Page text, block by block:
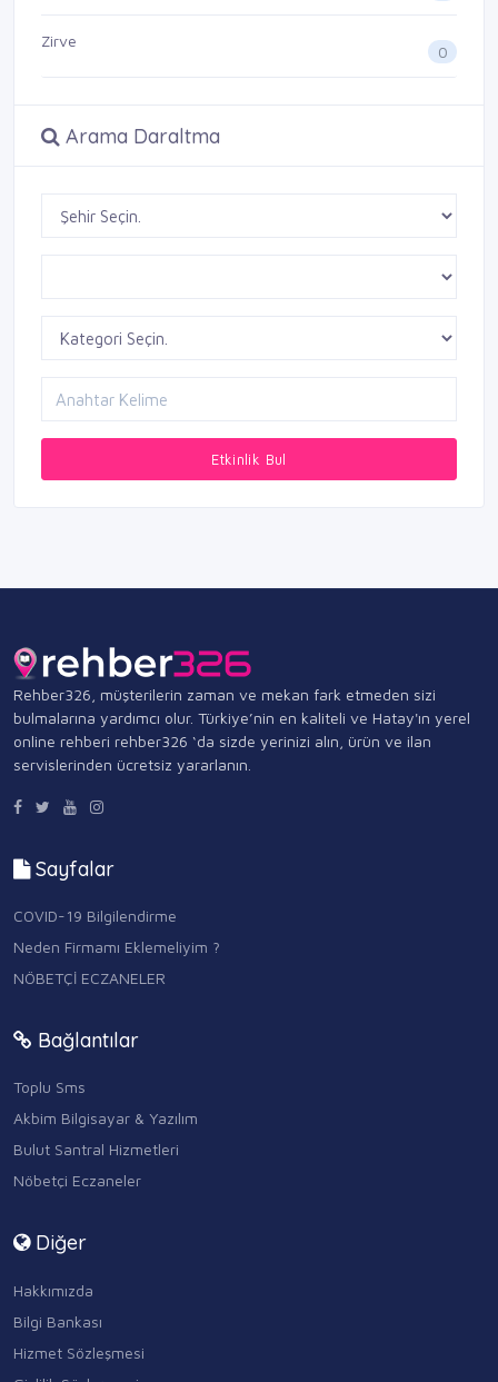
Zirve
0
Arama Daraltma
Etkinlik Bul
Rehber326, müşterilerin zaman ve mekan fark etmeden sizi
bulmalarına yardımcı olur. Türkiye’nin en kaliteli ve Hatay'ın yerel
online rehberi rehber326 ‘da sizde yerinizi alın, ürün ve ilan
servislerinden ücretsiz yararlanın.
Sayfalar
COVID-19 Bilgilendirme
Neden Firmamı Eklemeliyim ?
NÖBETÇİ ECZANELER
Bağlantılar
Toplu Sms
Akbim Bilgisayar & Yazılım
Bulut Santral Hizmetleri
Nöbetçi Eczaneler
Diğer
Hakkımızda
Bilgi Bankası
Hizmet Sözleşmesi